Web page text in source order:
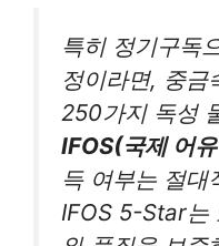
특히 정기구독
정이라면, 중금
250가지 독성
IFOS(국제 어
득 여부는 절대
IFOS 5-Star는